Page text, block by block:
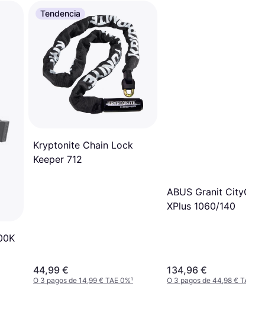
Tendencia
Kryptonite Chain Lock
Keeper 712
44,99 €
O 3 pagos de 14,99 € TAE 0%¹
ABUS Granit
XPlus 1060/140
134,96 €
O 3 pagos de 44,98 € TAE 0%